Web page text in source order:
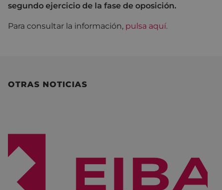
segundo ejercicio de la fase de oposición.
Para consultar la información, pulsa aquí.
OTRAS NOTICIAS